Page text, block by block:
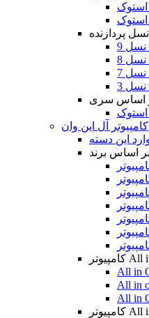
پردازنده
9
8
7
3
اساس سری
کامپیوتر آل این وان
این دسته
اساس برند